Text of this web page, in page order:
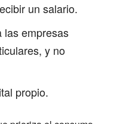
un salario.
las empresas
y no
propio.